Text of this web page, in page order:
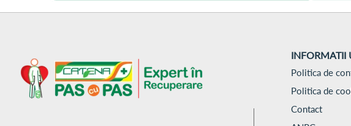
INFORMATII
Politica de
Politica de
Contact